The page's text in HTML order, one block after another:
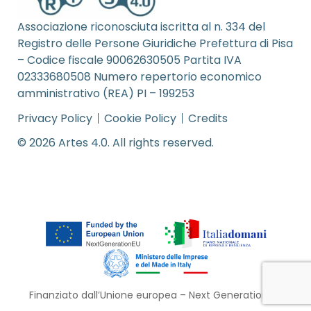
Associazione riconosciuta iscritta al n. 334 del
Registro delle Persone Giuridiche Prefettura di Pisa
– Codice fiscale 90062630505 Partita IVA
02333680508 Numero repertorio economico
amministrativo (REA) PI – 199253
Privacy Policy
Cookie Policy
Credits
© 2026 Artes 4.0. All rights reserved.
Finanziato dall’Unione europea – Next Generation EU